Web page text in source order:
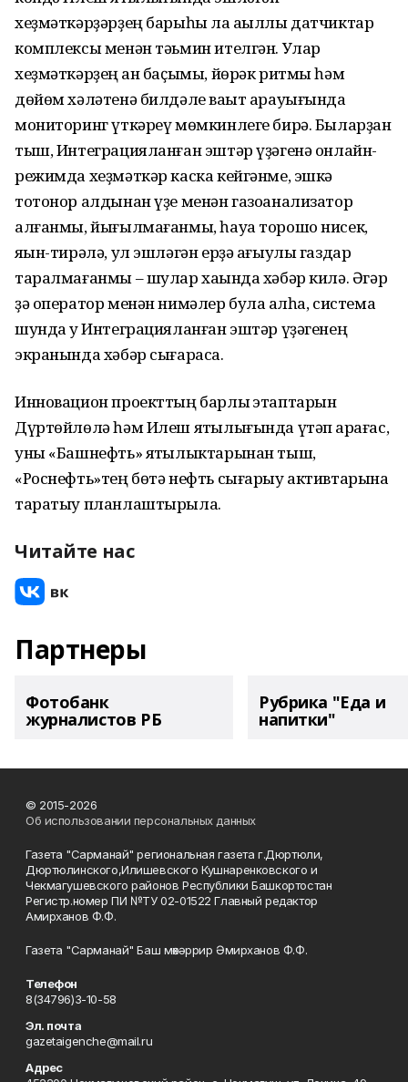
хеҙмәткәрҙәрҙең барыһы ла аҡыллы датчиктар
комплексы менән тәьмин ителгән. Улар
хеҙмәткәрҙең ҡан баҫымы, йөрәк ритмы һәм
дөйөм хәләтенә билдәле ваҡыт арауығында
мониторинг үткәреү мөмкинлеге бирә. Быларҙан
тыш, Интеграцияланған эштәр үҙәгенә онлайн-
режимда хеҙмәткәр каска кейгәнме, эшкә
тотонор алдынан үҙе менән газоанализатор
алғанмы, йығылмағанмы, һауа торошо нисек,
яҡын-тирәлә, ул эшләгән ерҙә ағыулы газдар
таралмағанмы – шулар хаҡында хәбәр килә. Әгәр
ҙә оператор менән нимәлер була ҡалһа, система
шунда уҡ Интеграцияланған эштәр үҙәгенең
экранында хәбәр сығарасаҡ.
Инновацион проекттың барлыҡ этаптарын
Дүртөйлөлә һәм Илеш ятҡылығында үтәп ҡарағас,
уны «Башнефть» ятҡылыктарынан тыш,
«Роснефть»тең бөтә нефть сығарыу активтарына
таратыу планлаштырыла.
Читайте нас
Партнеры
Фотобанк
журналистов РБ
Рубрика "Еда и
напитки"
© 2015-2026
Об использовании персональных данных
Газета "Сарманай" региональная газета г.Дюртюли,
Дюртюлинского,Илишевского Кушнаренковского и
Чекмагушевского районов Республики Башкортостан
Регистр.номер ПИ №ТУ 02-01522 Главный редактор
Амирханов Ф.Ф.
Газета "Сарманай" Баш мөхәррир Әмирханов Ф.Ф.
Телефон
8(34796)3-10-58
Эл. почта
gazetaigenche@mail.ru
Адрес